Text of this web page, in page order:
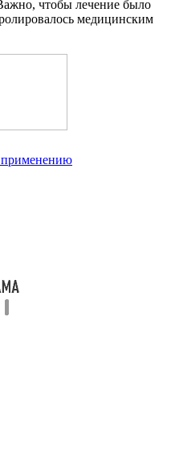
чтобы лечение было
медицинским
применению